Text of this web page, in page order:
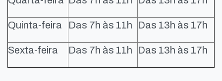
Quinta-feira Das 7h às 11h Das 13h às 17h
Sexta-feira Das 7h às 11h Das 13h às 17h